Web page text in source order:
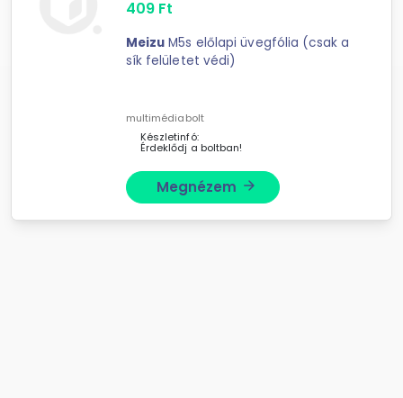
409 Ft
Meizu M5s előlapi üvegfólia (csak a
sík felületet védi)
multimédiabolt
Készletinfó:
Érdeklődj a boltban!
Megnézem arrow_forward